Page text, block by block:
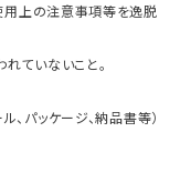
用上の注意事項等を逸脱
ていないこと。
、パッケージ、納品書等）